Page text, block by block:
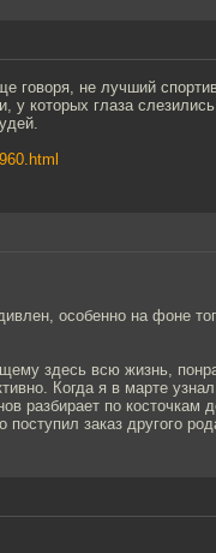
говоря, не лучший
которых глаза
особенно на фоне
здесь всю жизнь,
Когда я в марте
разбирает по косточкам
заказ другого